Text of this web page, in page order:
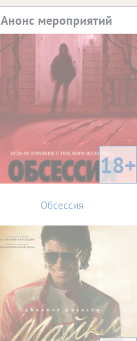
Анонс мероприятий
18+
Обсессия